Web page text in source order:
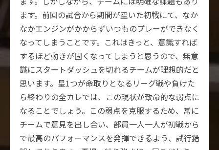
ます。前回の試合から期間が空いた初戦にて、なか
なかエンジンがかからずいつものプレーができなく
なってしまうことです。これはきっと、意識すれば
するほど動きが固くなってしまうと思うので、無意
識にスタートダッシュを切れるチームが理想的だと
思います。星1つが命取りとなるリーグ戦や負けた
ら終わりの全カレでは、この現状が致命的な弱点に
なることでしょう。この弱点を克服するため、常に
チームで意見を出し合い、部員一人一人が初戦から
で最高のパフォーマンスを発揮できるよう、試行錯